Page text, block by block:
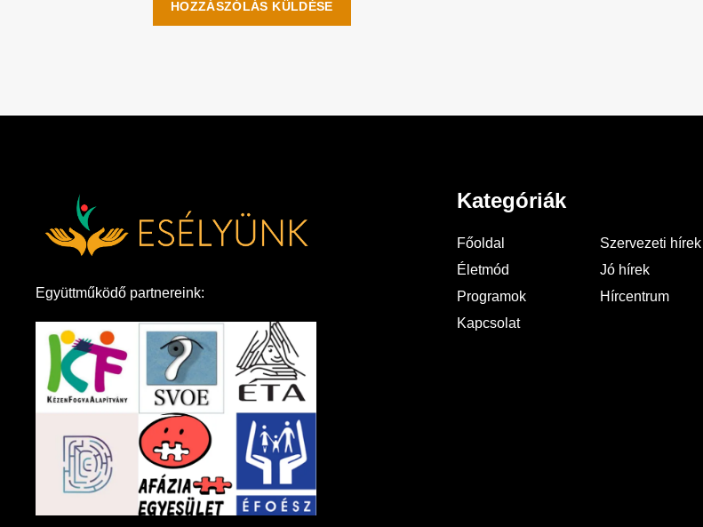
Együttműködő partnereink:
Kategóriák
Főoldal
Szervezeti hírek
Életmód
Jó hírek
Programok
Hírcentrum
Kapcsolat